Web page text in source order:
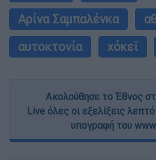
Αρίνα Σαμπαλένκα
αυτοκτονία
χόκεϊ
Ακολούθησε το Έθνος
Live όλες οι εξελίξεις
υπογραφή του